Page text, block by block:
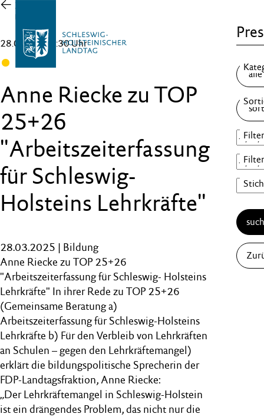
Zur
Übersicht
28.03.25 , 10:30 Uhr
Anne Riecke zu TOP
25+26
"Arbeitszeiterfassung
für Schleswig-
Holsteins Lehrkräfte"
28.03.2025 | Bildung
Anne Riecke zu TOP 25+26
"Arbeitszeiterfassung für Schleswig- Holsteins
Lehrkräfte" In ihrer Rede zu TOP 25+26
(Gemeinsame Beratung a)
Arbeitszeiterfassung für Schleswig-Holsteins
Lehrkräfte b) Für den Verbleib von Lehrkräften
an Schulen – gegen den Lehrkräftemangel)
erklärt die bildungspolitische Sprecherin der
FDP-Landtagsfraktion, Anne Riecke:
„Der Lehrkräftemangel in Schleswig-Holstein
ist ein drängendes Problem, das nicht nur die